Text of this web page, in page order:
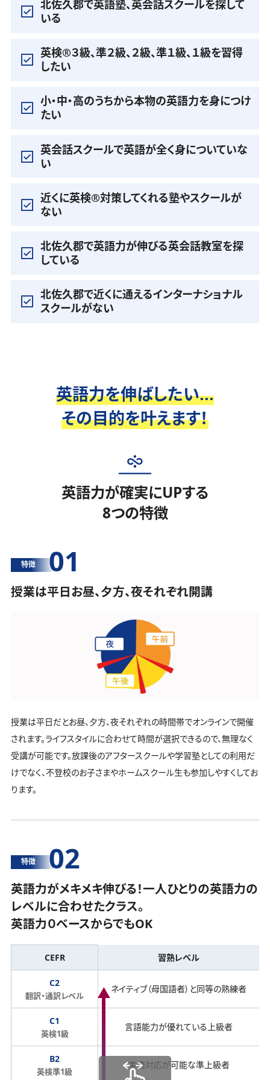
北佐久郡で英語塾、英会話スクールを探して
いる
英検®️３級、準２級、２級、準１級、１級を習得
したい
小・中・高のうちから本物の英語力を身につけ
たい
英会話スクールで英語が全く身についていな
い
近くに英検®️対策してくれる塾やスクールが
ない
北佐久郡で英語力が伸びる英会話教室を探
している
北佐久郡で近くに通えるインターナショナル
スクールがない
英語力を伸ばしたい...
その目的を叶えます！
英語力が確実にUPする
8つの特徴
特徴 01
授業は平日お昼、夕方、夜それぞれ開講
授業は平日だとお昼、夕方、夜それぞれの時間帯でオンラインで開催
されます。ライフスタイルに合わせて時間が選択できるので、無理なく
受講が可能です。放課後のアフタースクールや学習塾としての利用だ
けでなく、不登校のお子さまやホームスクール生も参加しやすくしてお
ります。
特徴 02
英語力がメキメキ伸びる！一人ひとりの英語力の
レベルに合わせたクラス。
英語力０ベースからでもOK
CEFR 習熟レベル
C2
翻訳・通訳レベル
ネイティブ（母国語者）と同等の熟練者
C1
英検1級
言語能力が優れている上級者
B2
英検準1級
実務対応が可能な準上級者